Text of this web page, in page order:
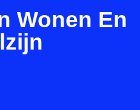
Wonen En